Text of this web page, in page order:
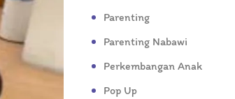
Parenting
Parenting Nabawi
Perkembangan Anak
Pop Up